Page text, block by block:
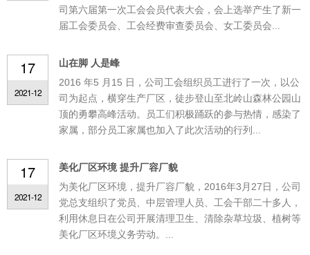
司第六届第一次工会会员代表大会，会上选举产生了新一
届工会委员会、工会经费审查委员会、女工委员会...
17
2021-12
山在脚 人是峰
2016 年5 月15 日，公司工会组织员工进行了一次，以公
司为起点，横穿生产厂区，徒步登山至北岭山森林公园山
顶的勇攀高峰活动。员工们积极踊跃的参与热情，感染了
家属，部分员工家属也加入了此次活动的行列...
17
2021-12
美化厂区环境 提升厂容厂貌
为美化厂区环境，提升厂容厂貌，2016年3月27日，公司
党总支组织了党员、中层管理人员、工会干部二十多人，
利用休息日在公司开展清理卫生、清除杂草垃圾、植树等
美化厂区环境义务劳动。...